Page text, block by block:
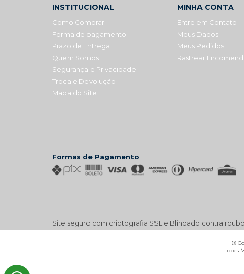
INSTITUCIONAL
Como Comprar
Forma de pagamento
Prazo de Entrega
Quem Somos
Segurança e Privacidade
Troca e Devolução
Mapa do Site
MINHA CONTA
Entre em Contato
Meus Dados
Meus Pedidos
Rastrear
Formas de Pagamento
Site seguro com criptografia SSL e Blindado contra
Lopes